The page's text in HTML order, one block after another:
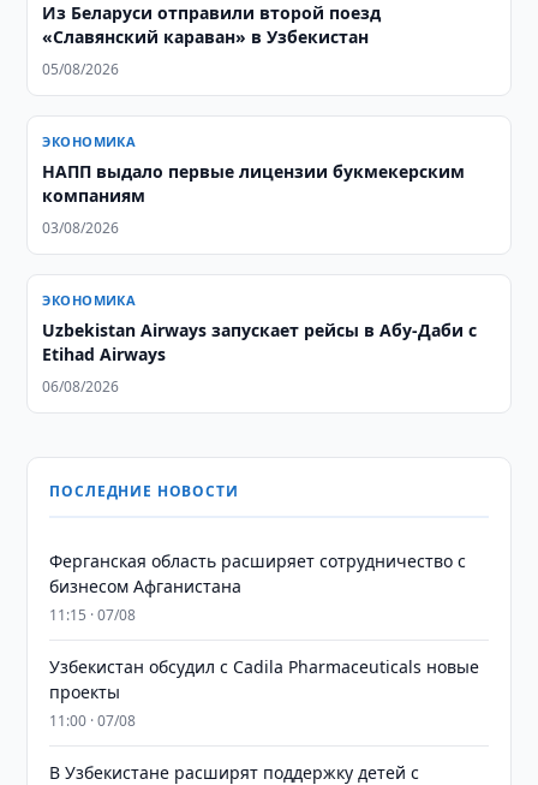
Из Беларуси отправили второй поезд
«Славянский караван» в Узбекистан
05/08/2026
ЭКОНОМИКА
НАПП выдало первые лицензии букмекерским
компаниям
03/08/2026
ЭКОНОМИКА
Uzbekistan Airways запускает рейсы в Абу-Даби с
Etihad Airways
06/08/2026
ПОСЛЕДНИЕ НОВОСТИ
Ферганская область расширяет сотрудничество с
бизнесом Афганистана
11:15 · 07/08
Узбекистан обсудил с Cadila Pharmaceuticals новые
проекты
11:00 · 07/08
В Узбекистане расширят поддержку детей с